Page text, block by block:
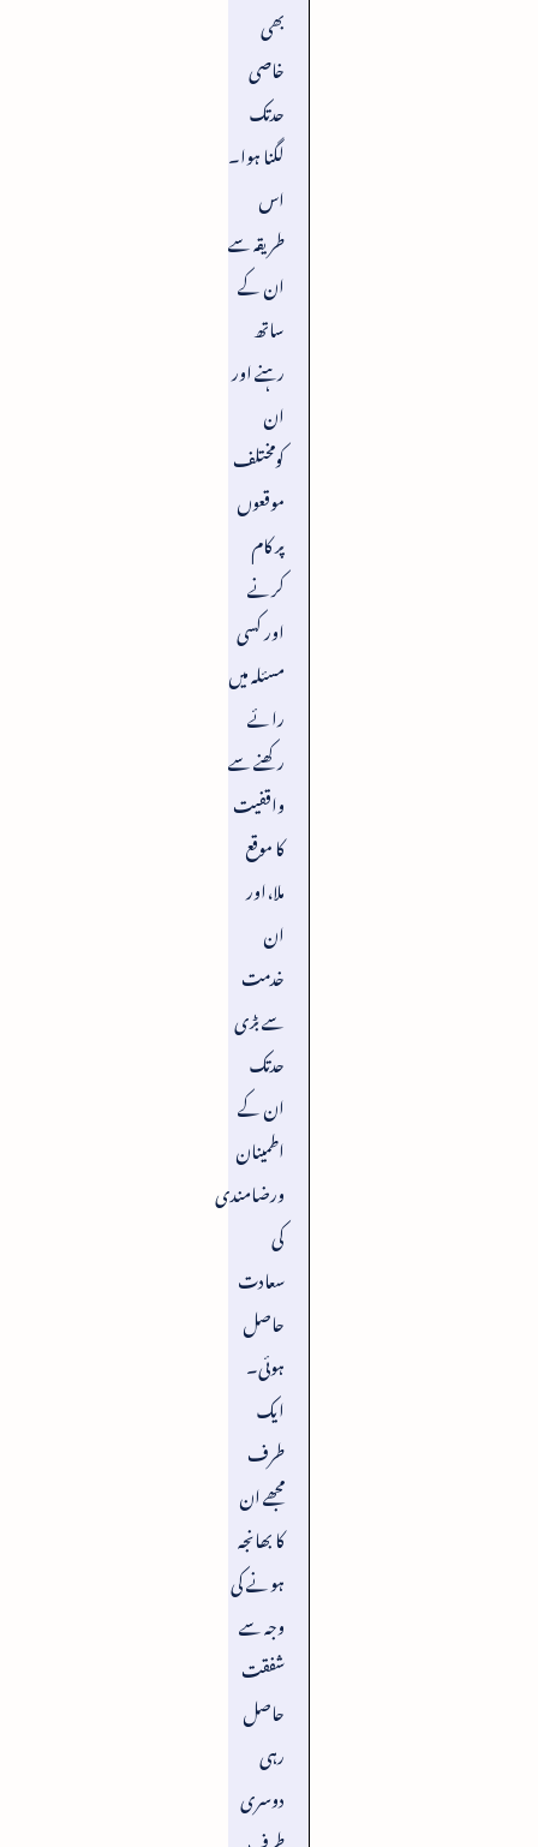
بھی
خاصی
حدتک
لگنا ہوا۔
اس
طریقہ سے
ان کے
ساتھ
رہنے اور
ان
کومختلف
موقعوں
پر کام
کرنے
اور کسی
مسئلہ میں
رائے
رکھنے سے
واقفیت
کا موقع
ملا،اور
ان
خدمت
سے بڑی
حدتک
ان کے
اطمینان
ورضامندی
کی
سعادت
حاصل
ہوئی۔
ایک
طرف
مجھے ان
کا بھانجہ
ہونے کی
وجہ سے
شفقت
حاصل
رہی
دوسری